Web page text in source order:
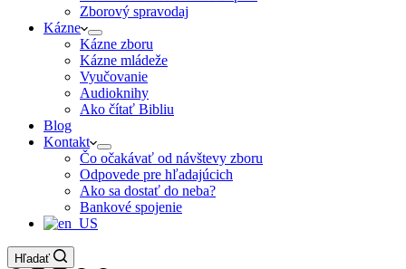
Zborový spravodaj
Kázne
Kázne zboru
Kázne mládeže
Vyučovanie
Audioknihy
Ako čítať Bibliu
Blog
Kontakt
Čo očakávať od návštevy zboru
Odpovede pre hľadajúcich
Ako sa dostať do neba?
Bankové spojenie
Hľadať